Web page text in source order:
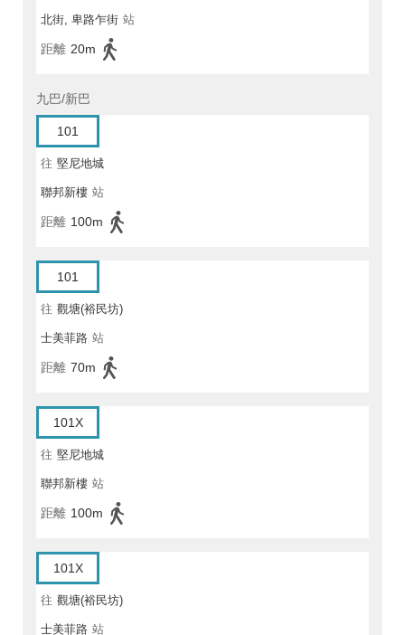
北街, 卑路乍街 站
距離 20m
九巴/新巴
101
往 堅尼地城
聯邦新樓 站
距離 100m
101
往 觀塘(裕民坊)
士美菲路 站
距離 70m
101X
往 堅尼地城
聯邦新樓 站
距離 100m
101X
往 觀塘(裕民坊)
士美菲路 站